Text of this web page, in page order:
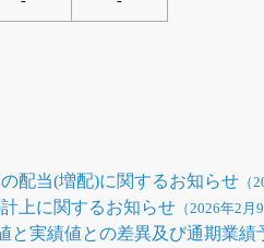
配当(増配)に関するお知らせ （
上に関するお知らせ （2026年2月
と実績値との差異及び通期業